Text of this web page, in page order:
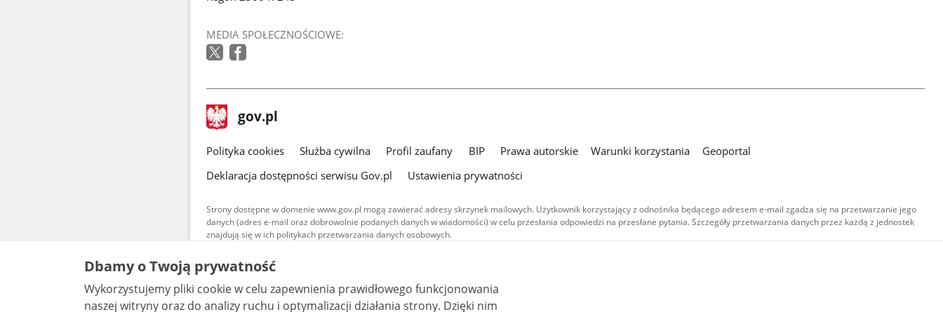
MEDIA SPOŁECZNOŚCIOWE:
stopka
gov.pl Strona
gov.pl
gov.pl
Polityka cookies Służba cywilna Profil zaufany BIP Prawa autorskie Warunki korzystania
Geoportal
Deklaracja dostępności serwisu Gov.pl
Ustawienia prywatności
Strony dostępne w domenie www.gov.pl mogą zawierać adresy skrzynek mailowych. Użytkownik korzystający z odnośnika będącego adresem e-mail zgadza się na przetwarzanie jego
danych (adres e-mail oraz dobrowolnie podanych danych w wiadomości) w celu przesłania odpowiedzi na przesłane pytania. Szczegóły przetwarzania danych przez każdą z jednostek
znajdują się w ich politykach przetwarzania danych osobowych.
Treści tekstowe publikowane w serwisie (z wyłączeniem treści audiowizualnych), są
udostępniane na licencji typu Creative Commons: uznanie autorstwa - na tych samych
warunkach 4.0 (CC BY-SA 4.0). Materiały audiowizualne, w tym zdjęcia, materiały audio i wideo,
są udostępniane na licencji typu Creative Commons: uznanie autorstwa użycie niekomercyjne -
bez utworów zależnych 4.0 (CC BY-NC-ND 4.0), o ile nie jest to stwierdzone inaczej.
Dbamy o Twoją prywatność
Wykorzystujemy pliki cookie w celu zapewnienia prawidłowego funkcjonowania
naszej witryny oraz do analizy ruchu i optymalizacji działania strony. Dzięki nim